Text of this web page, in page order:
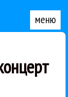
меню